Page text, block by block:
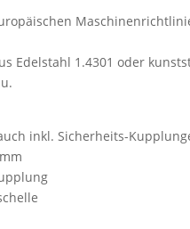
Edelstahl 1.4301 oder
inkl. Sicherheits-